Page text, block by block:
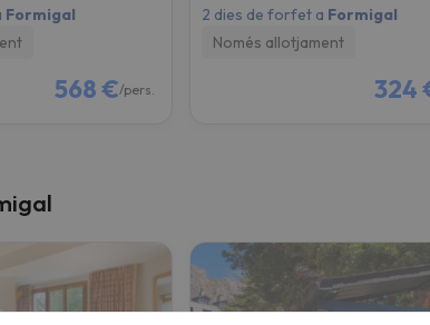
Formigal
568 €/pers.
2 dies de forfet a Formigal
Només allotjament
324